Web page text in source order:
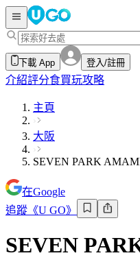
下載 App 登入/註冊
介紹評分食買玩攻略
主頁
大阪
SEVEN PARK
在Google
追蹤《U GO》
SEVEN